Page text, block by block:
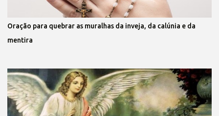
Oração para quebrar as muralhas da inveja, da calúnia e da
mentira